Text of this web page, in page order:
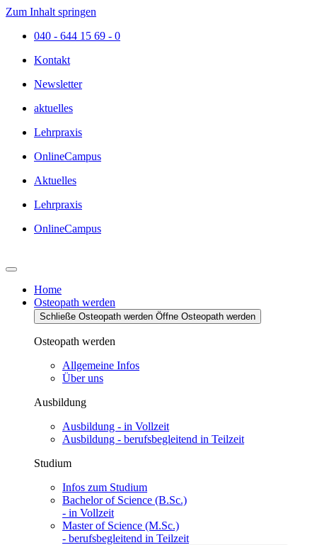
Zum Inhalt springen
040 - 644 15 69 - 0
Kontakt
Newsletter
aktuelles
Lehrpraxis
OnlineCampus
Aktuelles
Lehrpraxis
OnlineCampus
Home
Osteopath werden
Schließe Osteopath werden Öffne Osteopath werden
Osteopath werden
Allgemeine Infos
Über uns
Ausbildung
Ausbildung - in Vollzeit
Ausbildung - berufsbegleitend in Teilzeit
Studium
Infos zum Studium
Bachelor of Science (B.Sc.)
- in Vollzeit
Master of Science (M.Sc.)
- berufsbegleitend in Teilzeit